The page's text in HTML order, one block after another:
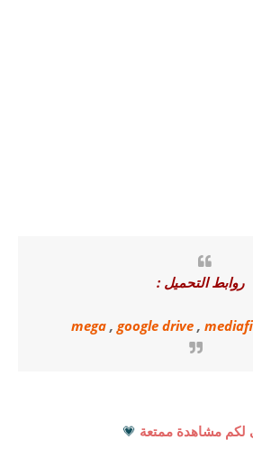
روابط التحميل :
mega, google drive,
لكم مشاهدة ممتعة 💗